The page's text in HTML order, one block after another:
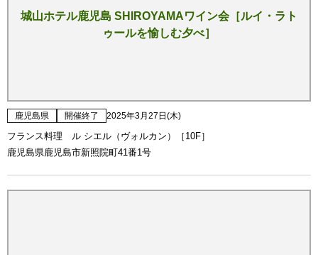
城山ホテル鹿児島 SHIROYAMAワイン会［ルイ・ラト
ゥールを愉しむ夕べ］
鹿児島県 開催終了 2025年3月27日(木)
フランス料理 ル シエル（ヴォルカン）［10F］
鹿児島県鹿児島市新照院町41番1号